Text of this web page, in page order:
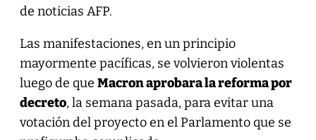
de noticias AFP.
Las manifestaciones, en un principio
mayormente pacíficas, se volvieron violentas
luego de que Macron aprobara la reforma por
decreto, la semana pasada, para evitar una
votación del proyecto en el Parlamento que se